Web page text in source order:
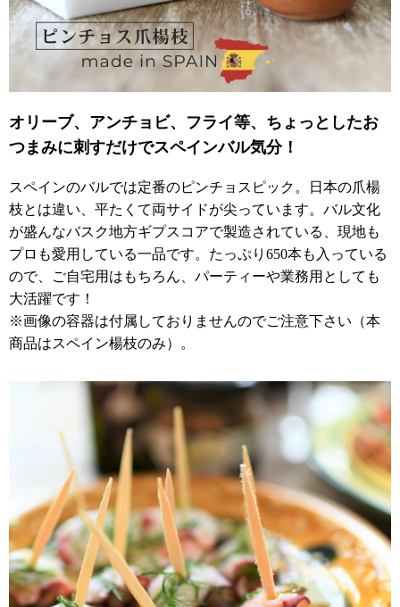
オリーブ、アンチョビ、フライ等、ちょっとしたお
つまみに刺すだけでスペインバル気分！
スペインのバルでは定番のピンチョスピック。日本の爪楊
枝とは違い、平たくて両サイドが尖っています。バル文化
が盛んなバスク地方ギプスコアで製造されている、現地も
プロも愛用している一品です。たっぷり650本も入っている
ので、ご自宅用はもちろん、パーティーや業務用としても
大活躍です！
※画像の容器は付属しておりませんのでご注意下さい（本
商品はスペイン楊枝のみ）。